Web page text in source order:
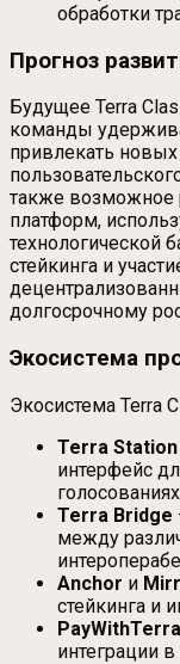
обработки
Прогноз
Будущее Terra
команды
привлекать
также возможное
платформ,
технологической
стейкинга и
долгосрочному
Экосистема
Экосистема Terra
Terra Station
интерфейс
Terra Bridge
между
Anchor и
стейкинга и
PayWithTerra
интеграции